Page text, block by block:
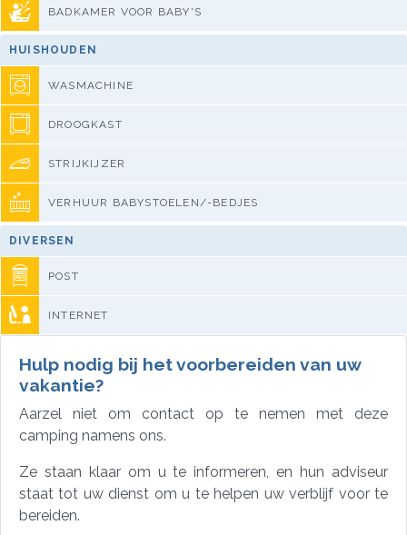
BADKAMER VOOR BABY'S
HUISHOUDEN
WASMACHINE
DROOGKAST
STRIJKIJZER
VERHUUR BABYSTOELEN/-BEDJES
DIVERSEN
POST
INTERNET
Hulp nodig bij het voorbereiden van uw
vakantie?
Aarzel niet om contact op te nemen met deze
camping namens ons.
Ze staan klaar om u te informeren, en hun adviseur
staat tot uw dienst om u te helpen uw verblijf voor te
bereiden.